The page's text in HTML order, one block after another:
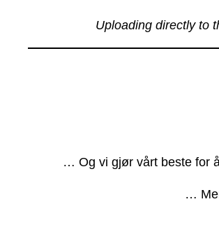
Uploading directly to
… Og vi gjør vårt beste for
…